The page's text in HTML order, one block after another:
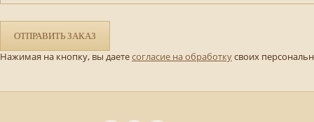
ОТПРАВИТЬ ЗАКАЗ
Нажимая на кнопку, вы даетесогласие на обработкусвоих